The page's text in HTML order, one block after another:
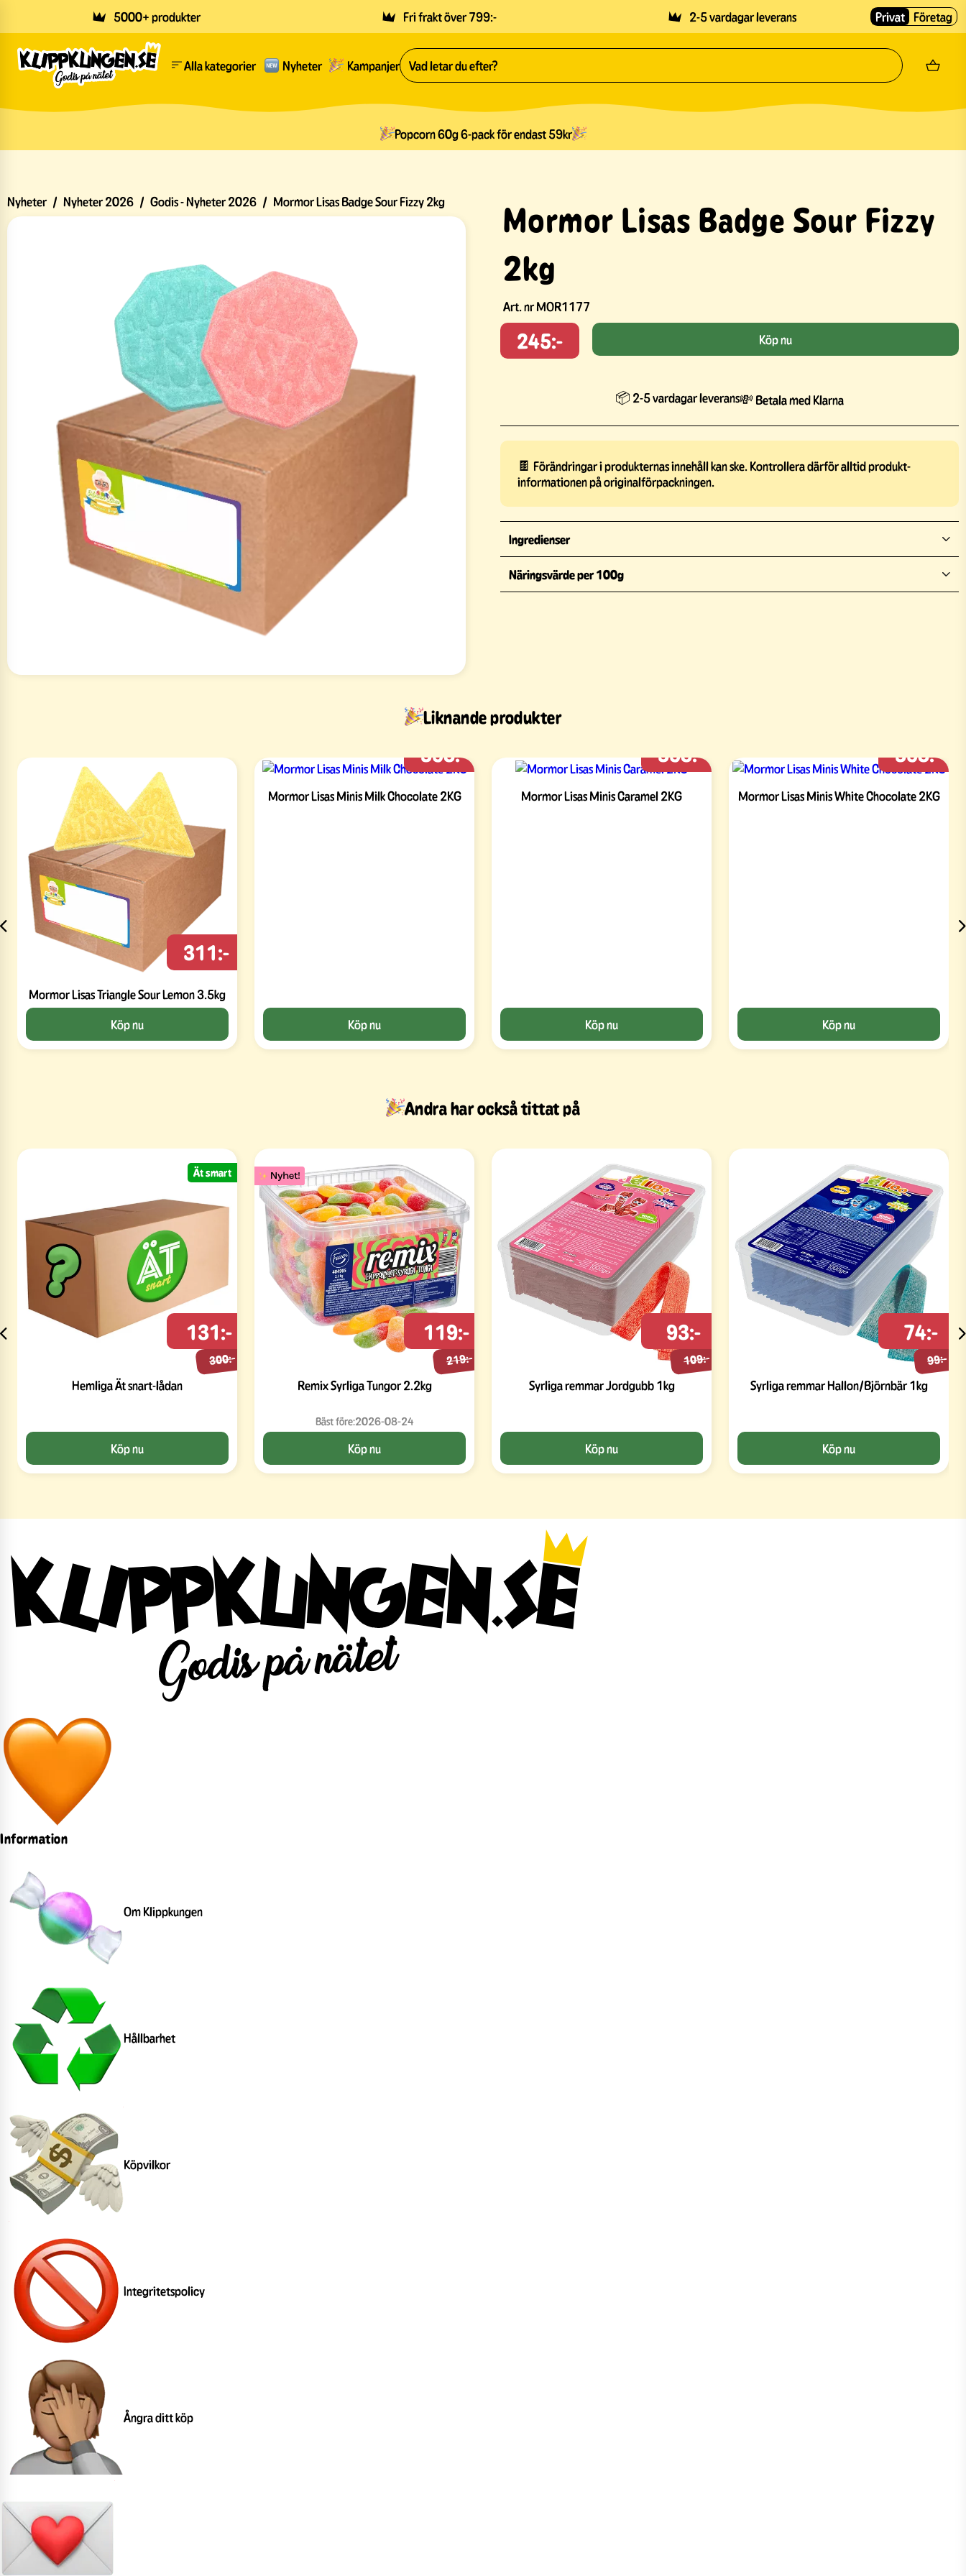
5000+ produkter Fri frakt över 799:- 2-5 vardagar leverans Privat Företag
Alla kategorier Nyheter Kampanjer
Popcorn 60g 6-pack för endast 59kr
Nyheter / Nyheter 2026 / Godis - Nyheter 2026 / Mormor Lisas Badge Sour Fizzy 2kg
Mormor Lisas Badge Sour Fizzy
2kg
Art. nrMOR1177
245:- Köp nu
📦 2-5 vardagar leverans💸 Betala med Klarna
🍫 Förändringar i produkternas innehåll kan ske. Kontrollera därför alltid produkt-
informationen på originalförpackningen.
Ingredienser
Näringsvärde per 100g
Liknande produkter
Mormor Lisas Triangle Sour Lemon 3.5kg
311:-
Köp nu
Mormor Lisas Minis Milk Chocolate 2KG
358:-
Köp nu
Mormor Lisas Minis Caramel 2KG
358:-
Köp nu
Mormor Lisas Minis White Chocolate 2KG
358:-
Köp nu
Andra har också tittat på
Hemliga Ät snart-lådan
300:-
131:-
Köp nu
Ät smart
Remix Syrliga Tungor 2.2kg
219:-
119:-
Bäst före:2026-08-24
Köp nu
Syrliga remmar Jordgubb 1kg
109:-
93:-
Köp nu
Syrliga remmar Hallon/Björnbär 1kg
99:-
74:-
Köp nu
Information
Om Klippkungen
Hållbarhet
Köpvilkor
Integritetspolicy
Ångra ditt köp